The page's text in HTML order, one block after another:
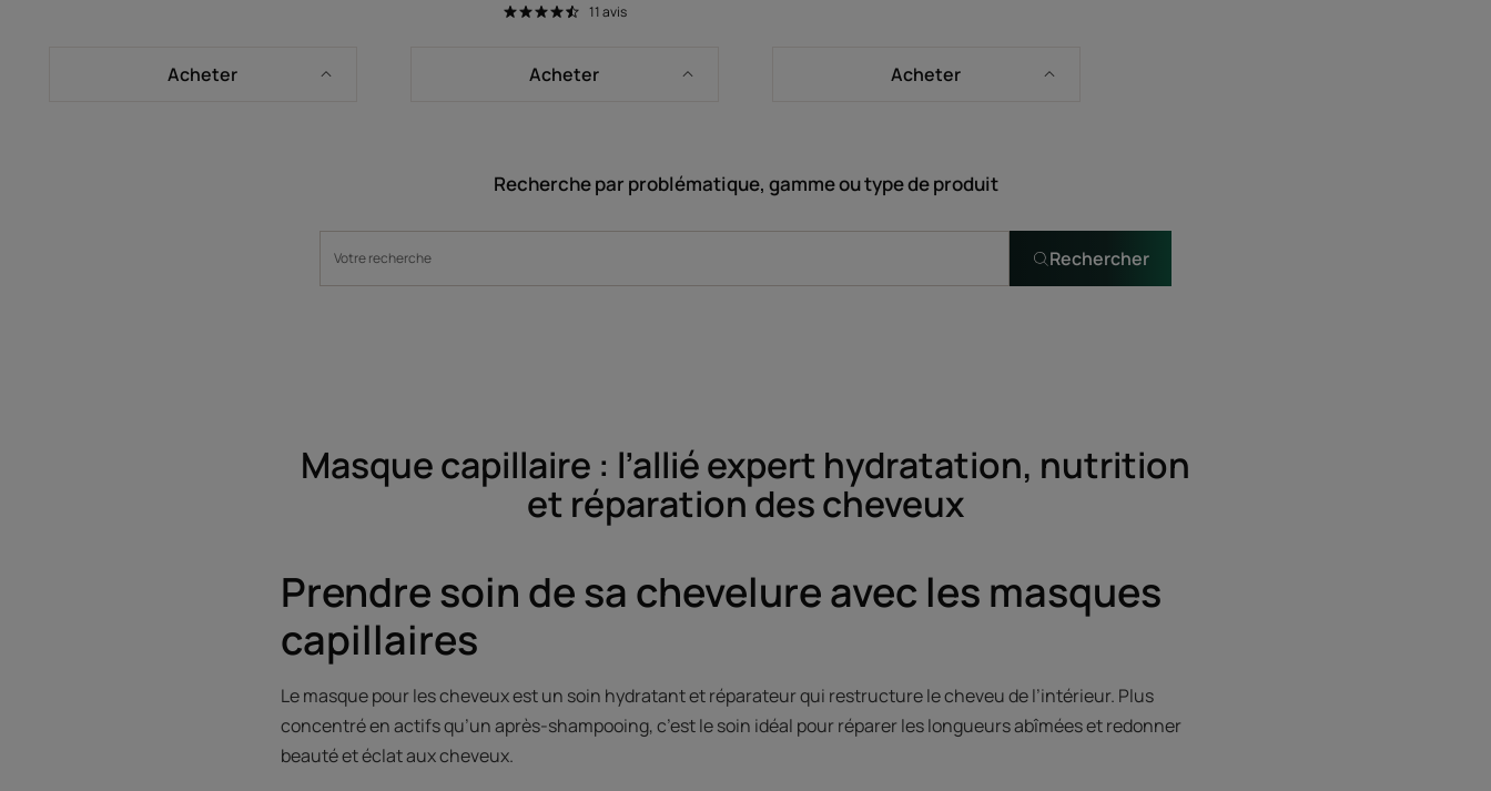
Acheter
11avis
Acheter Acheter
Recherche par problématique, gamme ou type de produit
Rechercher
Masque capillaire : l’allié expert hydratation, nutrition
et réparation des cheveux
Prendre soin de sa chevelure avec les masques
capillaires
Le masque pour les cheveux est un soin hydratant et réparateur qui restructure le cheveu de l’intérieur. Plus
concentré en actifs qu’un après-shampooing, c’est le soin idéal pour réparer les longueurs abîmées et redonner
beauté et éclat aux cheveux.